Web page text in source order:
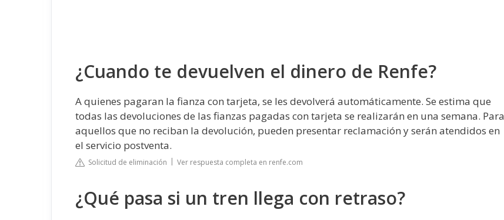
¿Cuando te devuelven el dinero de Renfe?
A quienes pagaran la fianza con tarjeta, se les devolverá automáticamente. Se estima que
todas las devoluciones de las fianzas pagadas con tarjeta se realizarán en una semana. Para
aquellos que no reciban la devolución, pueden presentar reclamación y serán atendidos en
el servicio postventa.
Solicitud de eliminación Ver respuesta completa en renfe.com
¿Qué pasa si un tren llega con retraso?